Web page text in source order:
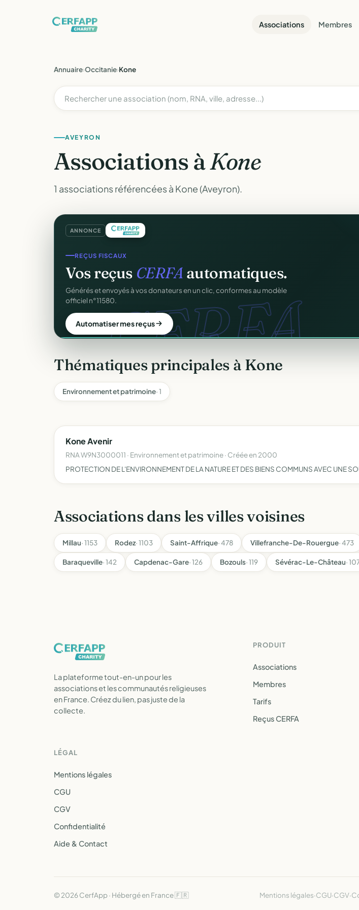
Associations Membres
Annuaire›Occitanie›Kone
AVEYRON
Associations àKone
1 associations référencées à Kone (Aveyron).
ANNONCE
CERFA.
REÇUS FISCAUX
Vos reçus CERFA automatiques.
Générés et envoyés à vos donateurs en un clic, conformes au modèle
officiel n°11580.
Automatiser mes reçus
Thématiques principales à Kone
Environnement et patrimoine· 1
Kone Avenir
RNA W9N3000011 · Environnement et patrimoine · Créée en 2000
PROTECTION DE L'ENVIRONNEMENT DE LA NATURE ET DES BIENS COMMUNS AVEC UNE
Associations dans les villes voisines
Millau· 1153 Rodez· 1103 Saint-Affrique· 478 Villefranche-De-Rouergue· 473
Baraqueville· 142 Capdenac-Gare· 126 Bozouls· 119 Sévérac-Le-Château·
La plateforme tout-en-un pour les
associations et les communautés religieuses
en France. Créez du lien, pas juste de la
collecte.
PRODUIT
Associations
Membres
Tarifs
Reçus CERFA
LÉGAL
Mentions légales
CGU
CGV
Confidentialité
Aide & Contact
© 2026 CerfApp · Hébergé en France 🇫🇷 Mentions légales·CGU·CGV·